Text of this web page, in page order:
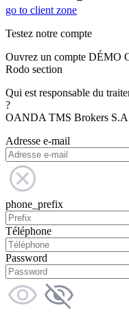
go to client zone
Testez notre compte
Ouvrez un compte DÉMO
Rodo section
Qui est responsable du
?
OANDA TMS Brokers S.A.
Adresse e-mail
phone_prefix
Téléphone
Password